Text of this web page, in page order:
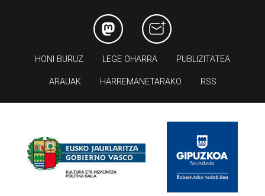
HONI BURUZ LEGE OHARRA PUBLIZITATEA
ARAUAK HARREMANETARAKO RSS